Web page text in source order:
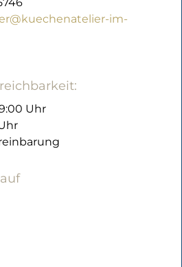
im-
Uhr